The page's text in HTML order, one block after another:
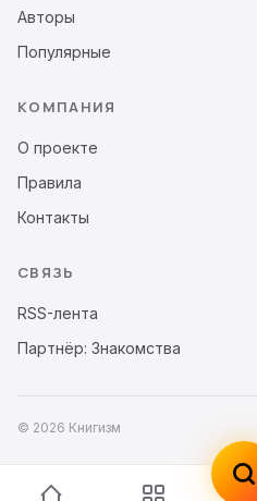
Авторы
Популярные
КОМПАНИЯ
О проекте
Правила
Контакты
СВЯЗЬ
RSS-лента
Партнёр: Знакомства
© 2026 Книгизм